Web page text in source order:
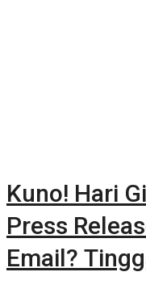
Kuno! Hari
Press
Email?